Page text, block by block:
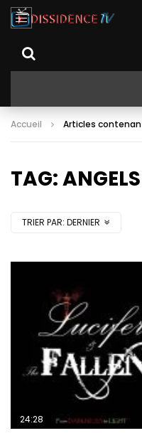
Accueil Articles
TAG:
TRIER PAR: DERNIER
24:28